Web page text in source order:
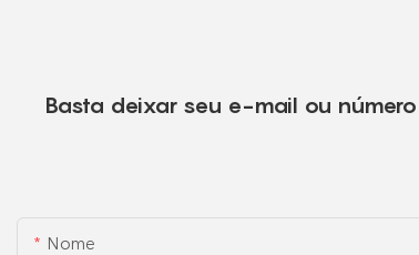
Basta deixar seu e-mail ou
Nome